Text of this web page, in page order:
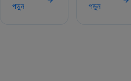
পড়ুন
পড়ুন